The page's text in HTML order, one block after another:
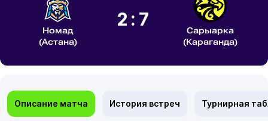
Номад
(Астана)
2:7
Сарыарка
(Караганда)
Описание матча История встреч Турнирная